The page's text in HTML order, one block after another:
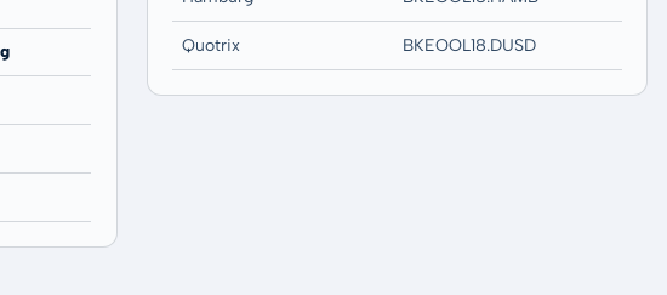
Quotrix BKEOOL18.DUSD